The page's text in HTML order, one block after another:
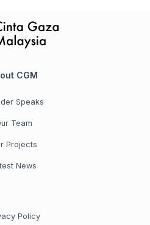
CGM
Speaks
Team
Projects
News
Policy